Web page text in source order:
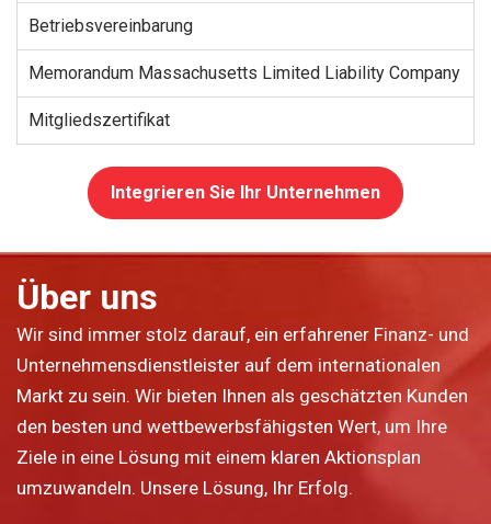
Betriebsvereinbarung
Memorandum Massachusetts Limited Liability Company
Mitgliedszertifikat
Integrieren Sie Ihr Unternehmen
Über uns
Wir sind immer stolz darauf, ein erfahrener Finanz- und
Unternehmensdienstleister auf dem internationalen
Markt zu sein. Wir bieten Ihnen als geschätzten Kunden
den besten und wettbewerbsfähigsten Wert, um Ihre
Ziele in eine Lösung mit einem klaren Aktionsplan
umzuwandeln. Unsere Lösung, Ihr Erfolg.